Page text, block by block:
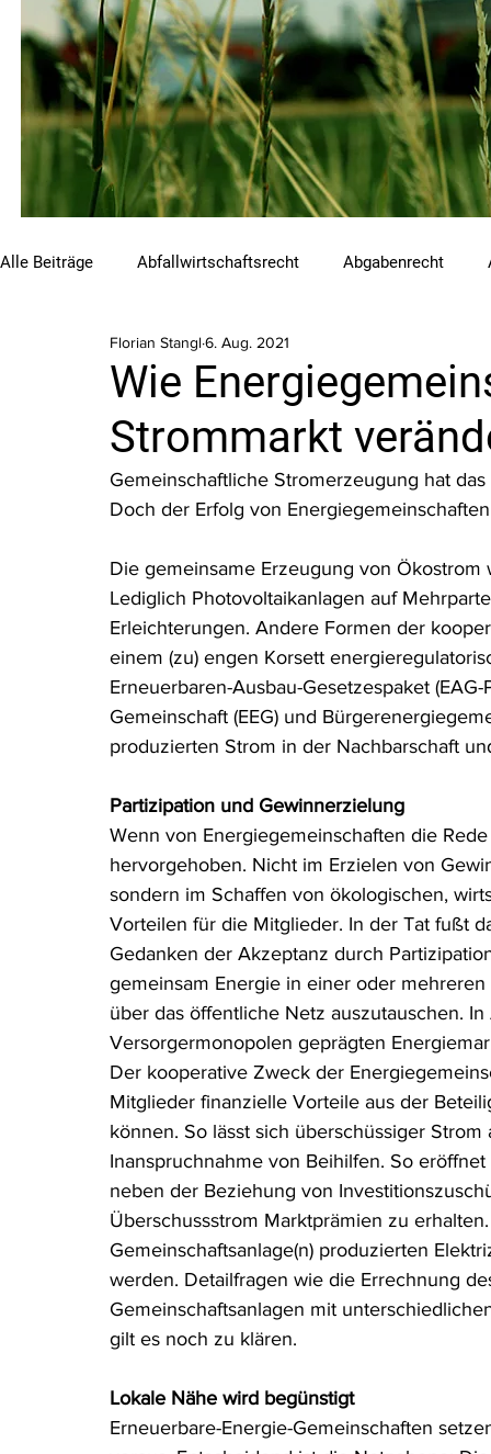
Alle Beiträge Abfallwirtschaftsrecht Abgabenrecht
Beihilfen und Förderungen Chemikalienrecht
Luftreinhalterecht Naturschutzrecht
(Umwelt-)Strafrecht
Verfahrensrecht Verkehr- und
RDU Umwelt-Ausgabe Erdgas
Wie
Strommarkt
Florian Stangl6. Aug. 2021
Gemeinschaftliche Stromerzeugung hat
Doch der Erfolg von
Die gemeinsame Erzeugung von
Lediglich Photovoltaikanlagen auf
Erleichterungen. Andere Formen der
einem (zu) engen Korsett
Erneuerbaren-Ausbau-Gesetzespaket
Gemeinschaft (EEG) und
produzierten Strom in der Nachbarschaft
Partizipation und Gewinnerzielung
Wenn von Energiegemeinschaften die
hervorgehoben. Nicht im Erzielen von
sondern im Schaffen von ökologischen,
Vorteilen für die Mitglieder. In der Tat fußt
Gedanken der Akzeptanz durch
gemeinsam Energie in einer oder
über das öffentliche Netz auszutauschen.
Versorgermonopolen geprägten
Der kooperative Zweck der
Mitglieder finanzielle Vorteile aus der
können. So lässt sich überschüssiger
Inanspruchnahme von Beihilfen. So
neben der Beziehung von
Überschussstrom Marktprämien zu
Gemeinschaftsanlage(n) produzierten
werden. Detailfragen wie die Errechnung
Gemeinschaftsanlagen mit
gilt es noch zu klären.
Lokale Nähe wird begünstigt
Erneuerbare-Energie-Gemeinschaften